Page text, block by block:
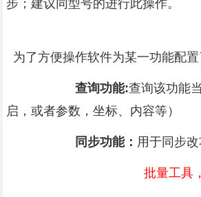
步；建议同型号的进行此操作。
为了方便操作软件为某一功能配置
查询功能:查询该功能
启，或者参数，坐标、内容等）
同步功能： 用于同步改
批量工具，